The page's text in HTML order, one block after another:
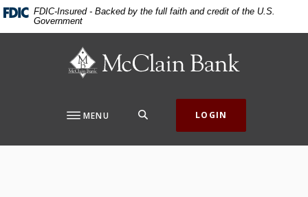
Home
Download
Acrobat
FDIC-Insured - Backed by the full faith and credit of the U.S.
Government
McClain Bank
MENU LOGIN